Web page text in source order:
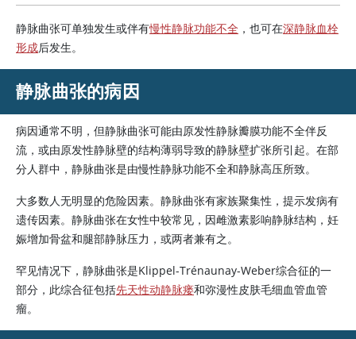
静脉曲张可单独发生或伴有慢性静脉功能不全 ，也可在深静脉血栓
形成后发生。
静脉曲张的病因
病因通常不明，但静脉曲张可能由原发性静脉瓣膜功能不全伴反
流，或由原发性静脉壁的结构薄弱导致的静脉壁扩张所引起。在部
分人群中，静脉曲张是由慢性静脉功能不全和静脉高压所致。
大多数人无明显的危险因素。静脉曲张有家族聚集性，提示发病有
遗传因素。静脉曲张在女性中较常见，因雌激素影响静脉结构，妊
娠增加骨盆和腿部静脉压力，或两者兼有之。
罕见情况下，静脉曲张是Klippel-Trénaunay-Weber综合征的一
部分，此综合征包括先天性动静脉瘘和弥漫性皮肤毛细血管血管
瘤。